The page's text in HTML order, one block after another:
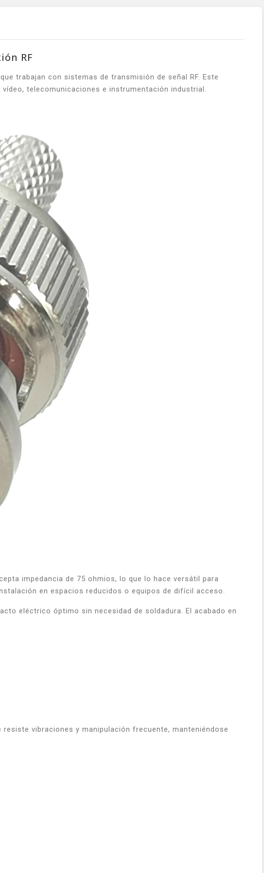
RF
trabajan con sistemas de transmisión de señal RF. Este
telecomunicaciones e instrumentación industrial.
impedancia de 75 ohmios, lo que lo hace versátil para
en espacios reducidos o equipos de difícil acceso.
eléctrico óptimo sin necesidad de soldadura. El acabado en
vibraciones y manipulación frecuente, manteniéndose